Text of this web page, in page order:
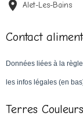
Alet-Les-Bains
Contact
Données liées à la
les infos légales (en
Terres